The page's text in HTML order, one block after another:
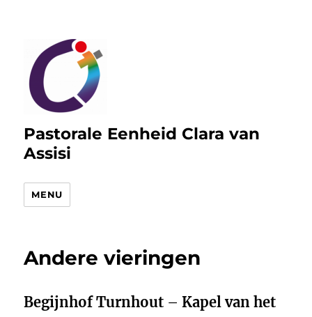
Pastorale Eenheid Clara van
Assisi
MENU
Andere vieringen
Begijnhof Turnhout –Kapel van het